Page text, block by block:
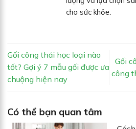
cho sức khỏe.
Gối công thái học loại nào
tốt? Gợi ý 7 mẫu gối được ưa
chuộng hiện nay
Gối
công
Có thể bạn quan tâm